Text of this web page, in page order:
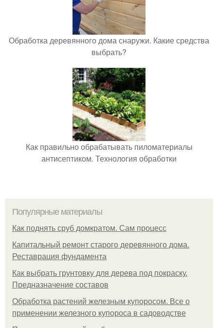
Обработка деревянного дома снаружи. Какие средства
выбрать?
Как правильно обрабатывать пиломатериалы
антисептиком. Технология обработки
Популярные материалы
Как поднять сруб домкратом. Сам процесс
Капитальный ремонт старого деревянного дома.
Реставрация фундамента
Как выбрать грунтовку для дерева под покраску.
Предназначение составов
Обработка растений железным купоросом. Все о
применении железного купороса в садоводстве